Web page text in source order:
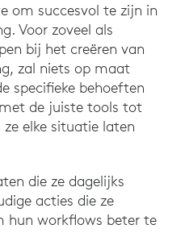
om succesvol te zijn in
Voor zoveel als
bij het creëren van
zal niets op maat
specifieke behoeften
de juiste tools tot
elke situatie laten
die ze dagelijks
acties die ze
hun workflows beter te